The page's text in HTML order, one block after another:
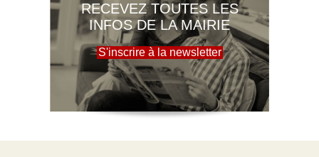
RECEVEZ TOUTES LES
INFOS DE LA MAIRIE
S'inscrire à la newsletter